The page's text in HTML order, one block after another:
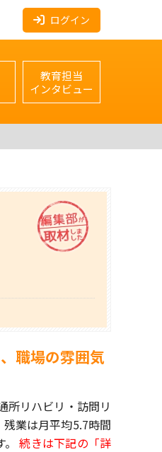
ログイン
教育担当
インタビュー
職場の雰囲気
所リハビリ・訪問リ
業は月平均5.7時間
。続きは下記の「詳